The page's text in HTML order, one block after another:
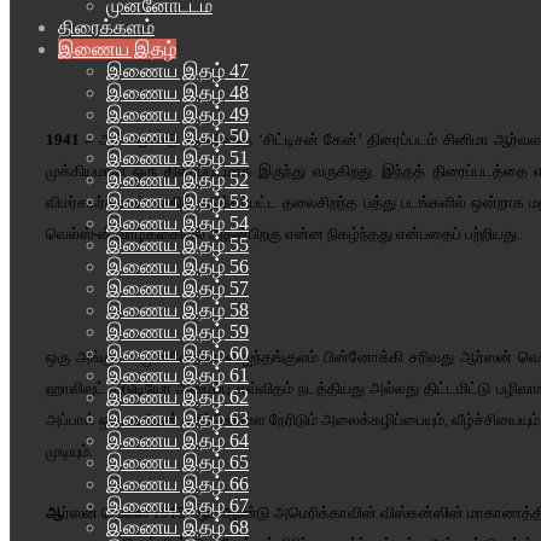
முன்னோட்டம்
திரைக்களம்
இணைய இதழ்
இணைய இதழ் 47
இணைய இதழ் 48
இணைய இதழ் 49
இணைய இதழ் 50
இணைய இதழ் 51
இணைய இதழ் 52
இணைய இதழ் 53
இணைய இதழ் 54
இணைய இதழ் 55
இணைய இதழ் 56
இணைய இதழ் 57
இணைய இதழ் 58
இணைய இதழ் 59
இணைய இதழ் 60
இணைய இதழ் 61
இணைய இதழ் 62
இணைய இதழ் 63
இணைய இதழ் 64
இணைய இதழ் 65
இணைய இதழ் 66
இணைய இதழ் 67
இணைய இதழ் 68
1941 – ஆம் ஆண்டு வெளிவந்த ‘சிட்டிசன் கேன்’ திரைப்படம் சினிமா
முக்கியமான ஒரு திரைப்படமாக இருந்து வருகிறது. இந்தத்
விமர்சகர்களால் உலகில் எடுக்கப்பட்ட தலைசிறந்த பத்து படங்களில் ஒன்றாக
வெல்ஸ்-ன் வாழ்க்கையில் அதன்பிறகு என்ன நிகழ்ந்தது என்பதைப் பற்றியது.
ஒரு அங்குலம் முன்னேறினால் ஐந்தங்குலம் பின்னோக்கி சரிவது ஆர்ஸன்
ஹாலிவுட் ஸ்டுடியோ அமைப்பு எவ்விதம் நடத்தியது அல்லது திட்டமிட்டு
அப்பால் ஒரு மனிதன் எதிர்கொள்ள நேரிடும் அலைக்கழிப்பையும்,
முடியும்.
ஆர்ஸன் வெல்ஸ் 1915-ஆம் ஆண்டு அமெரிக்காவின் விஸ்கன்ஸின் மாகாணத்தில்